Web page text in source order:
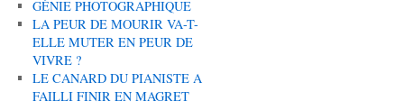
GÉNIE PHOTOGRAPHIQUE
LA PEUR DE MOURIR VA-T-
ELLE MUTER EN PEUR DE
VIVRE ?
LE CANARD DU PIANISTE A
FAILLI FINIR EN MAGRET